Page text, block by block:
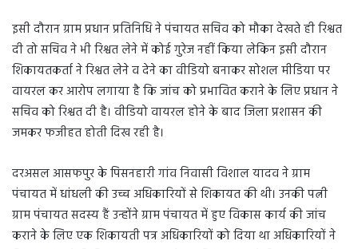
इसी दौरान ग्राम प्रधान प्रतिनिधि ने पंचायत सचिव को मौका देखते ही रिश्वत
दी तो सचिव ने भी रिश्वत लेने में कोई गुरेज नहीं किया लेकिन इसी दौरान
शिकायतकर्ता ने रिश्वत लेने व देने का वीडियो बनाकर सोशल मीडिया पर
वायरल कर आरोप लगाया है कि जांच को प्रभावित कराने के लिए प्रधान ने
सचिव को रिश्वत दी है। वीडियो वायरल होने के बाद जिला प्रशासन की
जमकर फजीहत होती दिख रही है।
दरअसल आसफपुर के पिसनहारी गांव निवासी विशाल यादव ने ग्राम
पंचायत में धांधली की उच्च अधिकारियों से शिकायत की थी। उनकी पत्नी
ग्राम पंचायत सदस्य हैं उन्होंने ग्राम पंचायत में हुए विकास कार्य की जांच
कराने के लिए एक शिकायती पत्र अधिकारियों को दिया था अधिकारियों ने